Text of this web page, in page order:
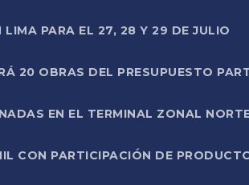
PARA EL 27, 28 Y 29 DE JULIO
20 OBRAS DEL PRESUPUESTO
EN EL TERMINAL ZONAL
CON PARTICIPACIÓN DE